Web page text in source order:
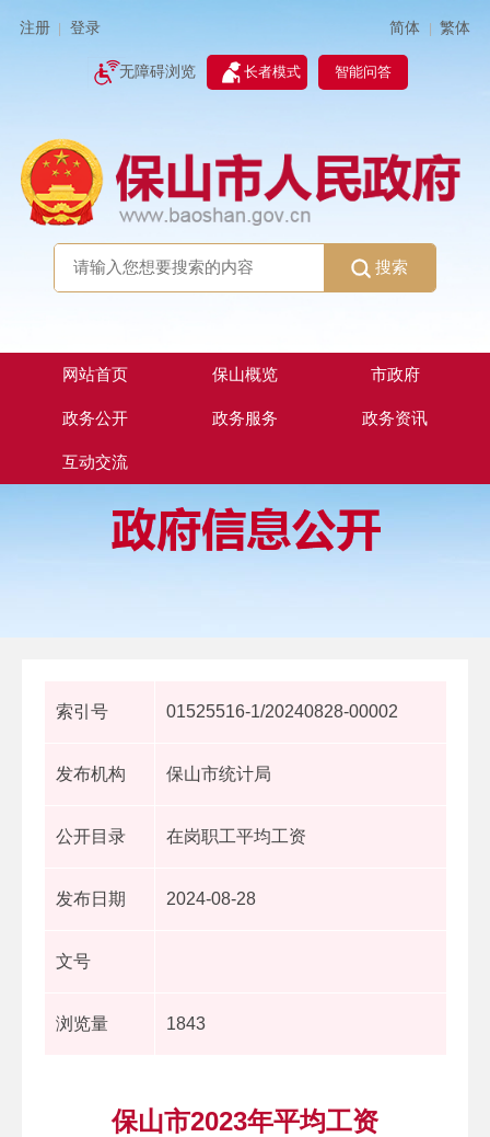
注册 登录 简体 | 繁体
无障碍浏览 长者模式 智能问答
搜索
网站首页 保山概览 市政府
政务公开 政务服务 政务资讯
互动交流
索引号 01525516-1/20240828-00002
发布机构 保山市统计局
公开目录 在岗职工平均工资
发布日期 2024-08-28
文号
浏览量 1843
保山市2023年平均工资